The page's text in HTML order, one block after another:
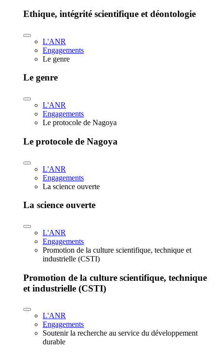
Ethique, intégrité scientifique et déontologie
L'ANR
Engagements
Le genre
Le genre
L'ANR
Engagements
Le protocole de Nagoya
Le protocole de Nagoya
L'ANR
Engagements
La science ouverte
La science ouverte
L'ANR
Engagements
Promotion de la culture scientifique, technique et
industrielle (CSTI)
Promotion de la culture scientifique, technique
et industrielle (CSTI)
L'ANR
Engagements
Soutenir la recherche au service du développement
durable